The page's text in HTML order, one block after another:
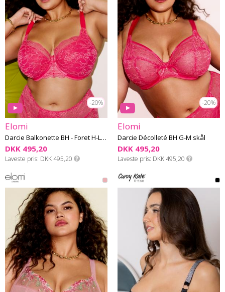
-20%
Elomi
Darcie Balkonette BH - Foret H-L skål
DKK 495,20
Laveste pris DKK 495,20
-20%
Elomi
Darcie Décolleté BH G-M skål
DKK 495,20
Laveste pris DKK 495,20